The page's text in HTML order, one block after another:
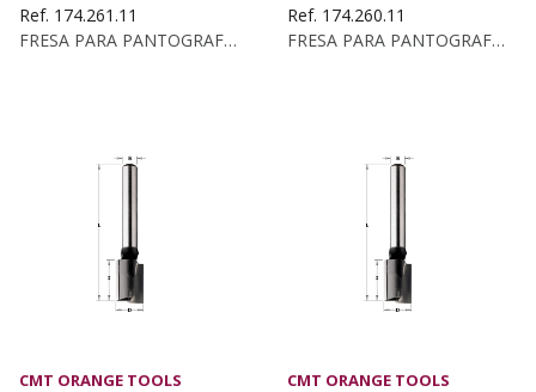
Ref. 174.261.11
FRESA PARA PANTOGRAFO Z2+1 HW D:26X30x70...
Ref. 174.260.11
FRESA PARA PANTOGRAFO Z2+1 HW D:26X10 S:8 DX
CMT ORANGE TOOLS CMT ORANGE TOOLS